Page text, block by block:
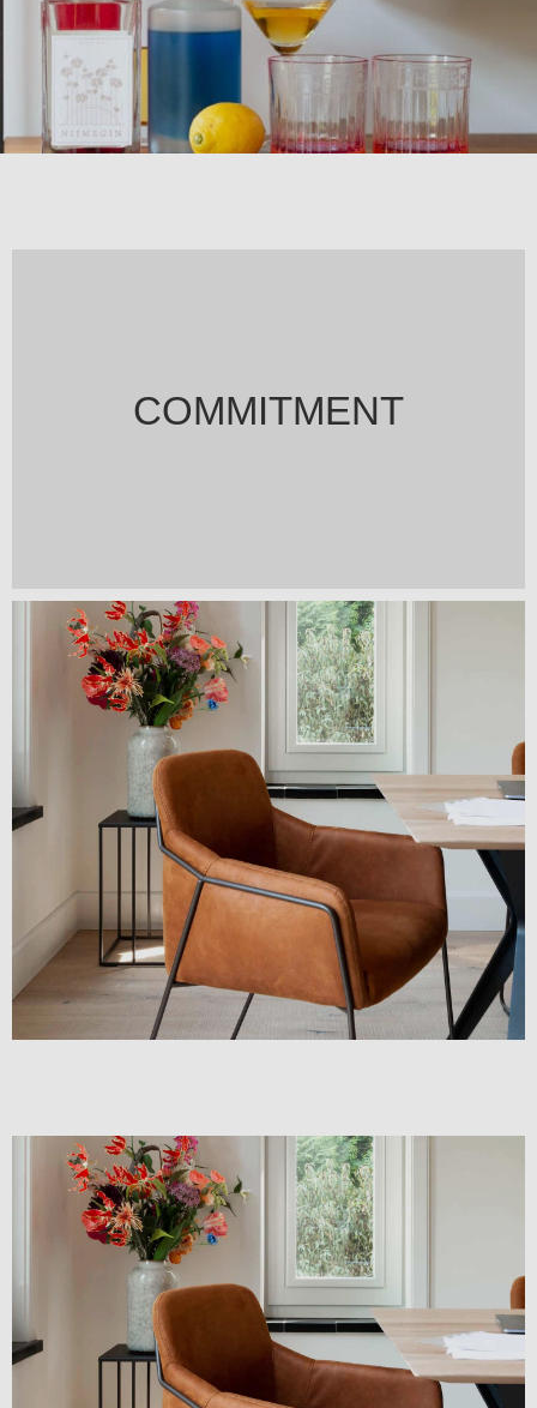
COMMITMENT
Lorem ipsum dolor sit amet, consectetur adipiscing elit. Ut
elit tellus, luctus nec ullamcorper mattis, pulvinar dapibus
Lorem ipsum dolor sit amet, consectetur adipiscing elit. Ut
elit tellus, luctus nec ullamcorper mattis, pulvinar dapibus
Lorem ipsum dolor sit amet, consectetur adipiscing elit. Ut
elit tellus, luctus nec ullamcorper mattis, pulvinar dapibus
Lorem ipsum dolor sit amet, consectetur adipiscing elit. Ut
elit tellus, luctus nec ullamcorper mattis, pulvinar dapibus
Lorem ipsum dolor sit amet, consectetur adipiscing elit. Ut
elit tellus, luctus nec ullamcorper mattis, pulvinar dapibus
Lorem ipsum dolor sit amet, consectetur adipiscing elit. Ut
elit tellus, luctus nec ullamcorper mattis, pulvinar dapibus
Lorem ipsum dolor sit amet, consectetur adipiscing elit. Ut
elit tellus, luctus nec ullamcorper mattis, pulvinar dapibus